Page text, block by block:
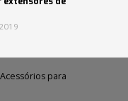
para